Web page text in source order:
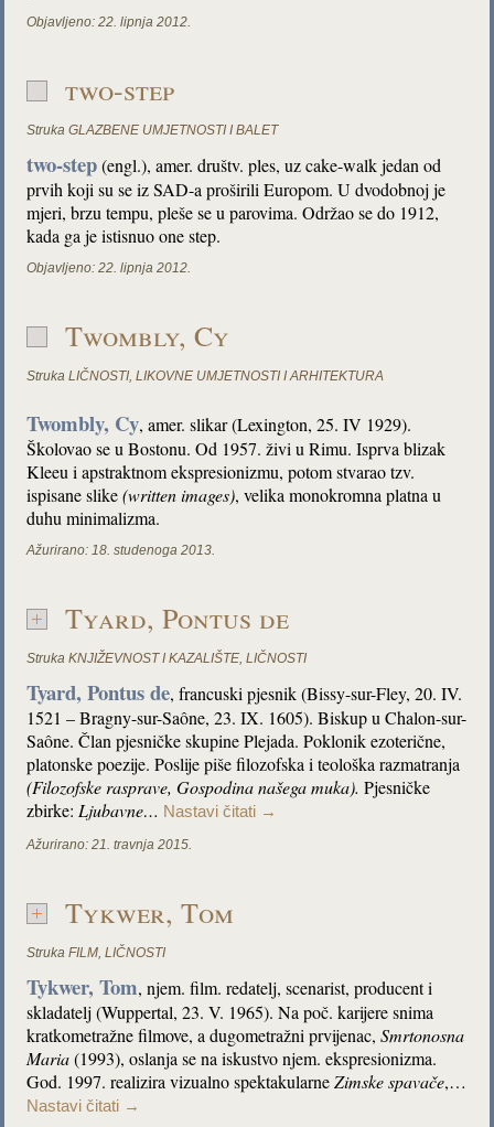
Objavljeno: 22. lipnja 2012.
two-step
Struka GLAZBENE UMJETNOSTI I BALET
two-step(engl.), amer. društv. ples, uz cake-walk jedan od
prvih koji su se iz SAD-a proširili Europom. U dvodobnoj je
mjeri, brzu tempu, pleše se u parovima. Održao se do 1912,
kada ga je istisnuo one step.
Objavljeno: 22. lipnja 2012.
Twombly, Cy
Struka LIČNOSTI,LIKOVNE UMJETNOSTI I ARHITEKTURA
Twombly, Cy, amer. slikar (Lexington, 25. IV 1929).
Školovao se u Bostonu. Od 1957. živi u Rimu. Isprva blizak
Kleeu i apstraktnom ekspresionizmu, potom stvarao tzv.
ispisane slike(written images), velika monokromna platna u
duhu minimalizma.
Ažurirano: 18. studenoga 2013.
Tyard, Pontus de
Struka KNJIŽEVNOST I KAZALIŠTE,LIČNOSTI
Tyard, Pontus de, francuski pjesnik (Bissy-sur-Fley, 20. IV.
1521 – Bragny-sur-Saône, 23. IX. 1605). Biskup u Chalon-sur-
Saône. Član pjesničke skupine Plejada. Poklonik ezoterične,
platonske poezije. Poslije piše filozofska i teološka razmatranja
(Filozofske rasprave, Gospodina našega muka). Pjesničke
zbirke: Ljubavne… Nastavi čitati →
Ažurirano: 21. travnja 2015.
Tykwer, Tom
Struka FILM,LIČNOSTI
Tykwer, Tom, njem. film. redatelj, scenarist, producent i
skladatelj (Wuppertal, 23. V. 1965). Na poč. karijere snima
kratkometražne filmove, a dugometražni prvijenac,Smrtonosna
Maria(1993), oslanja se na iskustvo njem. ekspresionizma.
God. 1997. realizira vizualno spektakularneZimske spavače,…
Nastavi čitati →